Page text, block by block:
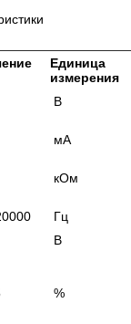
Единица
измерения
В
мА
кОм
Гц
В
%